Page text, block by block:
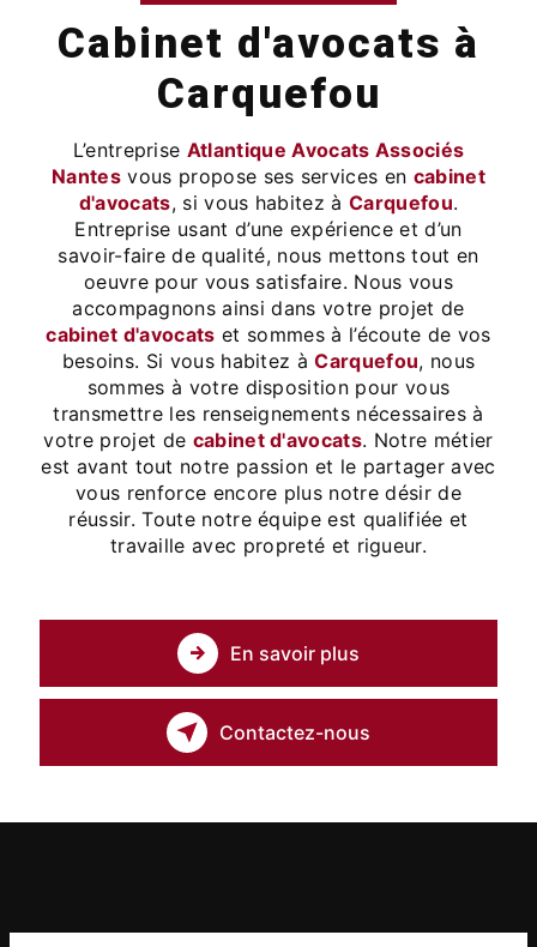
cabinet d'avocats à
Carquefou
L’entreprise Atlantique Avocats Associés
Nantes vous propose ses services en cabinet
d'avocats, si vous habitez àCarquefou.
Entreprise usant d’une expérience et d’un
savoir-faire de qualité, nous mettons tout en
oeuvre pour vous satisfaire. Nous vous
accompagnons ainsi dans votre projet de
cabinet d'avocats et sommes à l’écoute de vos
besoins. Si vous habitez àCarquefou, nous
sommes à votre disposition pour vous
transmettre les renseignements nécessaires à
votre projet de cabinet d'avocats. Notre métier
est avant tout notre passion et le partager avec
vous renforce encore plus notre désir de
réussir. Toute notre équipe est qualifiée et
travaille avec propreté et rigueur.
En savoir plus
Contactez-nous